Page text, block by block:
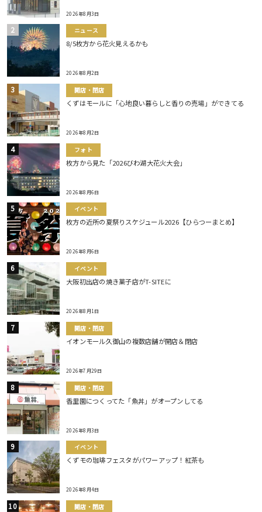
2026年8月3日
ニュース
8/5枚方から花火見えるかも
2026年8月2日
開店・閉店
くずはモールに「心地良い暮らしと香りの売場」ができてる
2026年8月2日
フォト
枚方から見た「2026びわ湖大花火大会」
2026年8月6日
イベント
枚方の近所の夏祭りスケジュール2026【ひらつーまとめ】
2026年8月6日
イベント
大阪初出店の焼き菓子店がT-SITEに
2026年8月1日
開店・閉店
イオンモール久御山の複数店舗が開店＆閉店
2026年7月29日
開店・閉店
香里園につくってた「魚丼」がオープンしてる
2026年8月3日
イベント
くずモの珈琲フェスタがパワーアップ！紅茶も
2026年8月4日
開店・閉店